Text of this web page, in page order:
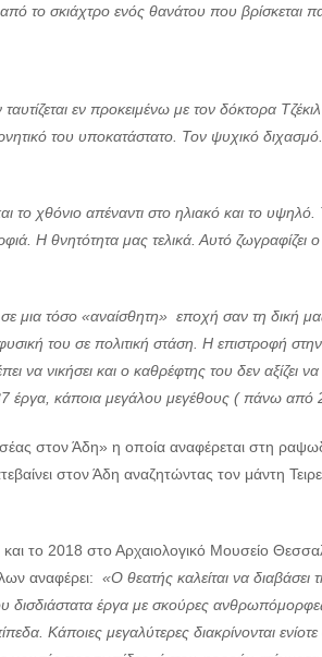
το σκιάχτρο ενός θανάτου που βρίσκεται
εν προκειμένω με τον δόκτορα
του υποκατάστατο. Τον ψυχικό
το χθόνιο απέναντι στο ηλιακό και το
Η θνητότητα μας τελικά. Αυτό ζωγραφίζει
μια τόσο «αναίσθητη» εποχή σαν τη δική
του σε πολιτική στάση. Η επιστροφή
νικήσει και ο καθρέφτης του δεν αξίζει να
37 έργα, κάποια μεγάλου μεγέθους ( πάνω από
στον Άδη» η οποία αναφέρεται στη
στον Άδη αναζητώντας τον μάντη
το 2018 στο Αρχαιολογικό Μουσείο
αναφέρει: «Ο θεατής καλείται να διαβάσει
δισδιάστατα έργα με σκούρες
Κάποιες μεγαλύτερες διακρίνονται ενίοτε